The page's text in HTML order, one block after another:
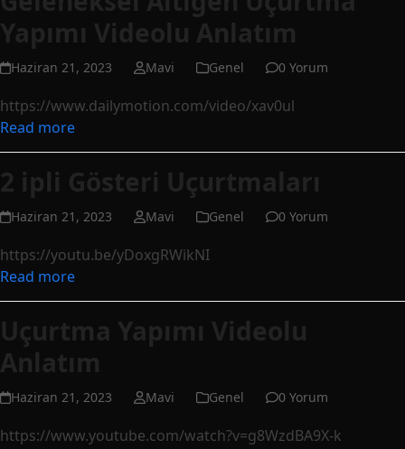
Yapımı Videolu Anlatım
Haziran 21, 2023 Mavi Genel 0 Yorum
https://www.dailymotion.com/video/xav0ul
Read more
2 ipli Gösteri Uçurtmaları
Haziran 21, 2023 Mavi Genel 0 Yorum
https://youtu.be/yDoxgRWikNI
Read more
Uçurtma Yapımı Videolu
Anlatım
Haziran 21, 2023 Mavi Genel 0 Yorum
https://www.youtube.com/watch?v=g8WzdBA9X-k